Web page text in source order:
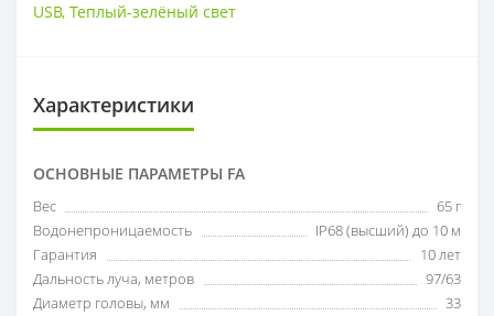
USB, Теплый-зелёный свет
Характеристики
ОСНОВНЫЕ ПАРАМЕТРЫ FA
Вес
65 г
Водонепроницаемость
IP68 (высший) до 10 м
Гарантия
10 лет
Дальность луча, метров
97/63
Диаметр головы, мм
33